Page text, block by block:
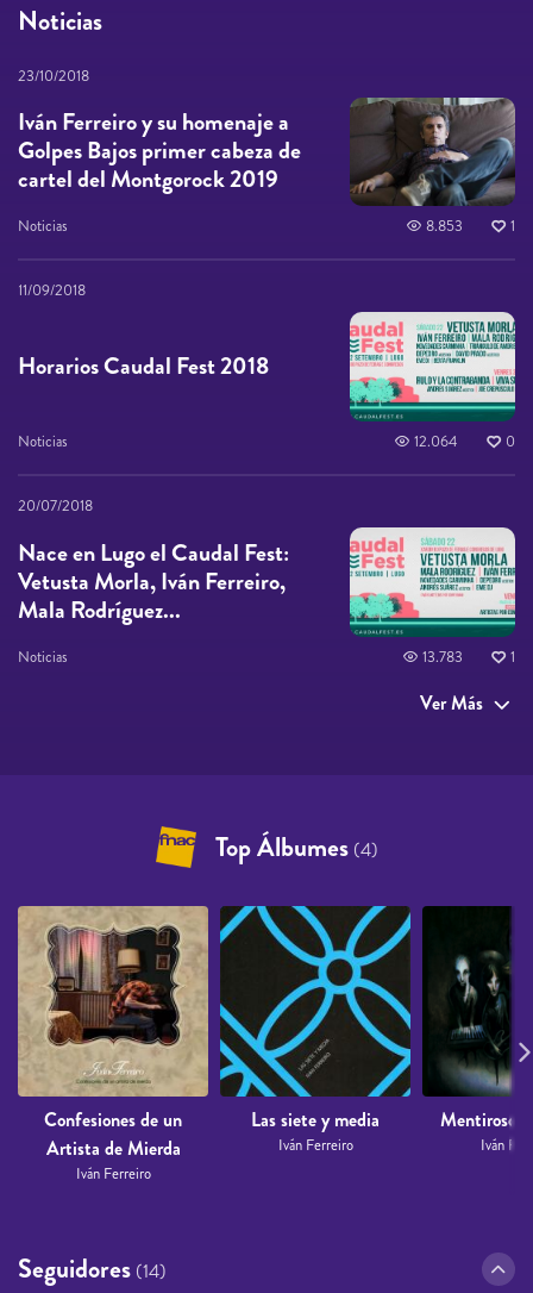
Noticias
23/10/2018
Iván Ferreiro y su homenaje a
Golpes Bajos primer cabeza de
cartel del Montgorock 2019
Noticias 8.853 1
11/09/2018
Horarios Caudal Fest 2018
Noticias 12.064 0
20/07/2018
Nace en Lugo el Caudal Fest:
Vetusta Morla, Iván Ferreiro,
Mala Rodríguez...
Noticias 13.783 1
Ver Más
Top Álbumes (4)
Confesiones de un
Artista de Mierda
Iván Ferreiro
Las siete y media
Iván Ferreiro
Mentiroso
Iván
Seguidores (14)